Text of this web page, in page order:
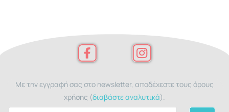
Με την εγγραφή σας στο newsletter, αποδέχεστε τους όρους
χρήσης (διαβάστε αναλυτικά).